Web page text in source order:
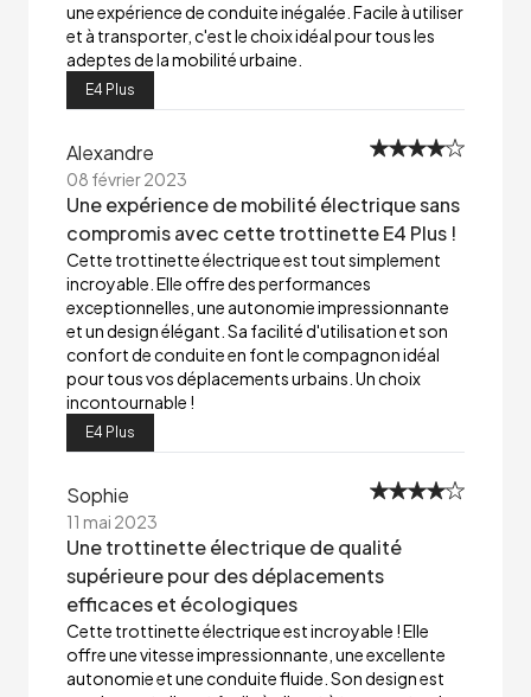
une expérience de conduite inégalée. Facile à utiliser
et à transporter, c'est le choix idéal pour tous les
adeptes de la mobilité urbaine.
E4 Plus
Alexandre
08 février 2023
Une expérience de mobilité électrique sans
compromis avec cette trottinette E4 Plus !
Cette trottinette électrique est tout simplement
incroyable. Elle offre des performances
exceptionnelles, une autonomie impressionnante
et un design élégant. Sa facilité d'utilisation et son
confort de conduite en font le compagnon idéal
pour tous vos déplacements urbains. Un choix
incontournable !
E4 Plus
Sophie
11 mai 2023
Une trottinette électrique de qualité
supérieure pour des déplacements
efficaces et écologiques
Cette trottinette électrique est incroyable ! Elle
offre une vitesse impressionnante, une excellente
autonomie et une conduite fluide. Son design est